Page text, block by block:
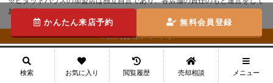
おります。
©株式会社アフィオ
かんたん来店予約 無料会員登録
検索 お気に入り 閲覧履歴 売却相談 メニュー